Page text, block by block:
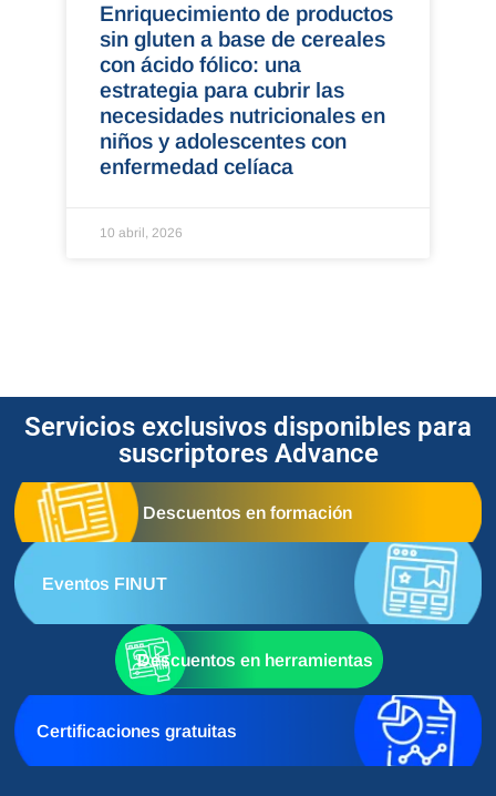
Enriquecimiento de productos
sin gluten a base de cereales
con ácido fólico: una
estrategia para cubrir las
necesidades nutricionales en
niños y adolescentes con
enfermedad celíaca
10 abril, 2026
Servicios exclusivos disponibles para
suscriptores Advance
Descuentos en formación
Eventos FINUT
Descuentos en herramientas
Certificaciones gratuitas